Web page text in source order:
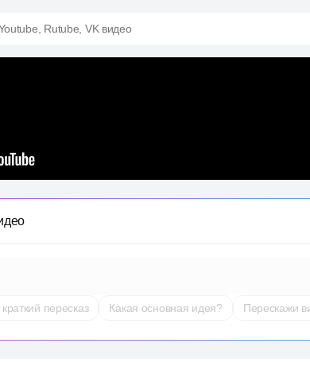
Rutube, VK видео
пересказ Какая основная идея? Перескажи